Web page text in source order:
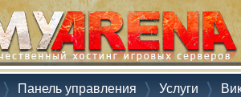
Панель управления Услуги